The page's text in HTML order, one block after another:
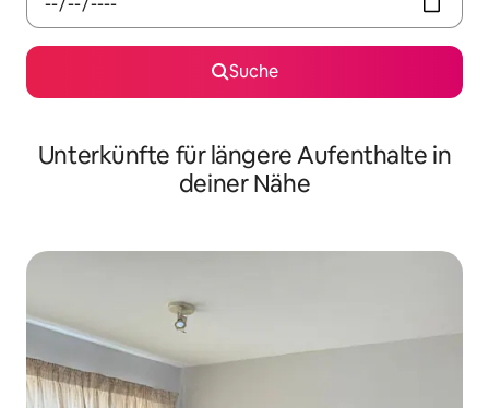
Suche
Unterkünfte für längere Aufenthalte in
deiner Nähe